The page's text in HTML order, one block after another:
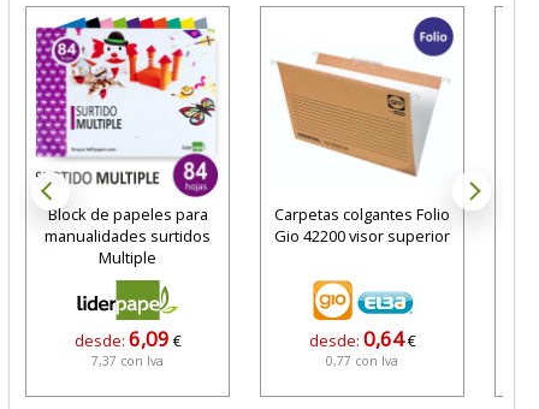
Block de papeles para
manualidades surtidos
Multiple
desde: 6,09 €
7,37 con Iva
Carpetas colgantes Folio
Gio 42200 visor superior
desde: 0,64€
0,77 con Iva